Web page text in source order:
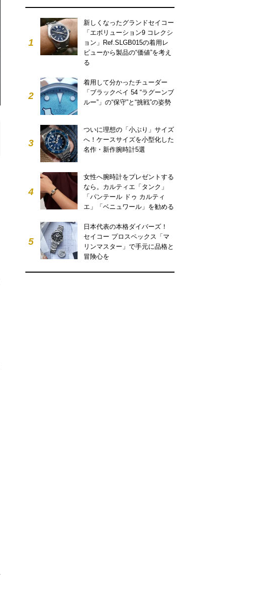
1
新しくなったグランドセイコー
「エボリューション9 コレクシ
ョン」Ref.SLGB015の着用レ
ビューから製品の“価値”を考え
る
2
着用して分かったチューダー
「ブラックベイ 54 “ラグーンブ
ルー”」の“保守”と“挑戦”の姿勢
3
ついに理想の「小ぶり」サイズ
へ！ケースサイズを小型化した
名作・新作腕時計5選
4
女性へ腕時計をプレゼントする
なら。カルティエ「タンク」
「パンテール ドゥ カルティ
エ」「ベニュワール」を勧める
5
日本代表の本格ダイバーズ！
セイコー プロスペックス「マ
リンマスター」で手元に品格と
冒険心を